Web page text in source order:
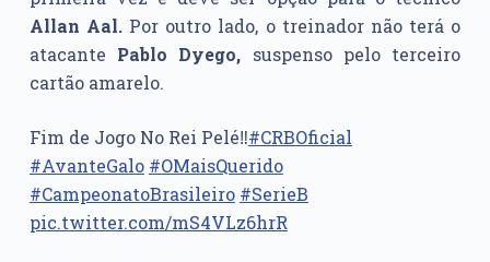
Allan Aal. Por outro lado, o treinador não terá o
atacante Pablo Dyego, suspenso pelo terceiro
cartão amarelo.
Fim de Jogo No Rei Pelé‼️#CRBOficial
#AvanteGalo #OMaisQuerido
#CampeonatoBrasileiro #SerieB
pic.twitter.com/mS4VLz6hrR